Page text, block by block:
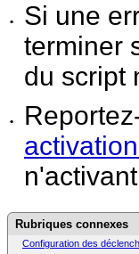
•
Si une
terminer
du script
•
Rubriques connexes
Configuration des